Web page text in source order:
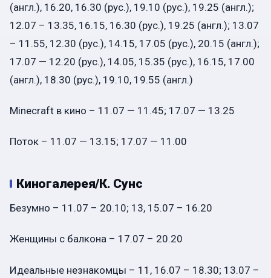
(англ.), 16.20, 16.30 (рус.), 19.10 (рус.), 19.25 (англ.);
12.07 – 13.35, 16.15, 16.30 (рус.), 19.25 (англ.); 13.07
– 11.55, 12.30 (рус.), 14.15, 17.05 (рус.), 20.15 (англ.);
17.07 — 12.20 (рус.), 14.05, 15.35 (рус.), 16.15, 17.00
(англ.), 18.30 (рус.), 19.10, 19.55 (англ.)
Minecraft в кино – 11.07 — 11.45; 17.07 — 13.25
Поток – 11.07 — 13.15; 17.07 — 11.00
Киногалерея/К. Сунс
Безумно – 11.07 – 20.10; 13, 15.07 – 16.20
Женщины с балкона – 17.07 – 20.20
Идеальные незнакомцы – 11, 16.07 – 18.30; 13.07 –